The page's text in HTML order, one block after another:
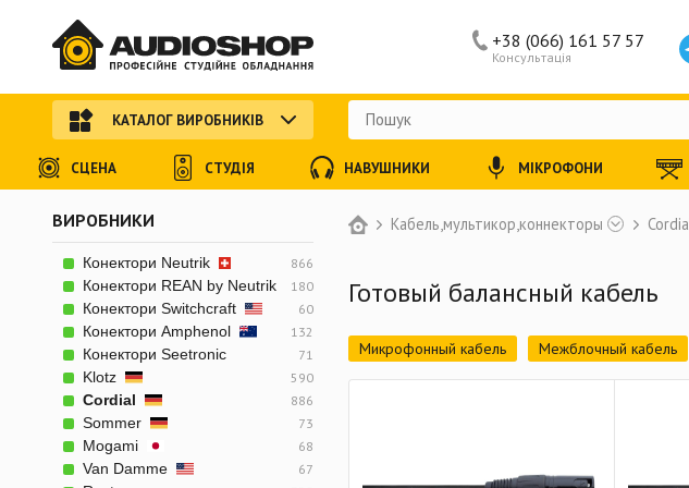
Кабель,мультикор,коннекторы
Готовый балансный кабель
Микрофонный кабель Межблочный кабель
Силовой акустический кабель
Цифровой
ВИРОБНИКИ
Конектори Neutrik 866
Конектори REAN by Neutrik 180
Конектори Switchcraft 60
Конектори Amphenol 132
Конектори Seetronic 71
Klotz 590
Cordial 886
Sommer 73
Mogami 68
Van Damme 67
Консультація
+38 (066) 161 57 57
КАТАЛОГ ВИРОБНИКІВ
СЦЕНА СТУДІЯ НАВУШНИКИ МІКРОФОНИ